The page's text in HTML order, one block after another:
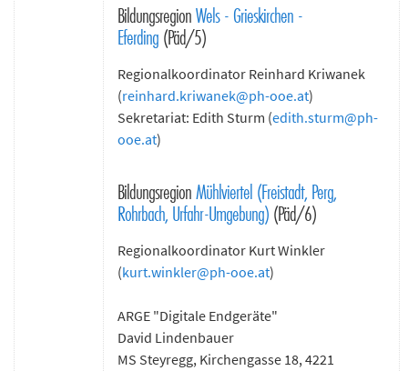
BildungsregionWels - Grieskirchen -
Eferding(Päd/5)
Regionalkoordinator Reinhard Kriwanek
(reinhard.kriwanek@ph-ooe.at)
Sekretariat: Edith Sturm (edith.sturm@ph-
ooe.at)
BildungsregionMühlviertel (Freistadt, Perg,
Rohrbach, Urfahr-Umgebung)(Päd/6)
Regionalkoordinator Kurt Winkler
(kurt.winkler@ph-ooe.at)
ARGE "Digitale Endgeräte"
David Lindenbauer
MS Steyregg, Kirchengasse 18, 4221